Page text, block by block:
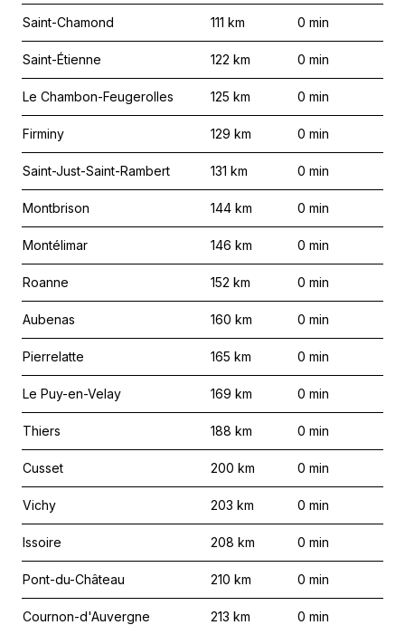
Saint-Chamond 111 km 0 min
Saint-Étienne 122 km 0 min
Le Chambon-Feugerolles 125 km 0 min
Firminy 129 km 0 min
Saint-Just-Saint-Rambert 131 km 0 min
Montbrison 144 km 0 min
Montélimar 146 km 0 min
Roanne 152 km 0 min
Aubenas 160 km 0 min
Pierrelatte 165 km 0 min
Le Puy-en-Velay 169 km 0 min
Thiers 188 km 0 min
Cusset 200 km 0 min
Vichy 203 km 0 min
Issoire 208 km 0 min
Pont-du-Château 210 km 0 min
Cournon-d'Auvergne 213 km 0 min